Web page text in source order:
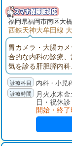
福岡県福岡市南区大
西鉄天神大牟田線
胃カメラ・大腸カ
合的な内科の診療
気を診る肝胆膵内
検診・健康診断と
けでなく、その方の
して治療に繋げま
内科・小児
月火水木
日・祝休
開始・終